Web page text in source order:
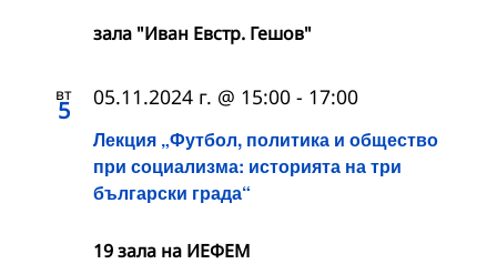
зала "Иван Евстр. Гешов"
вт
5
Лекция „Футбол, политика и общество
при социализма: историята на три
български града“
05.11.2024 г. @ 15:00 - 17:00
19 зала на ИЕФЕМ